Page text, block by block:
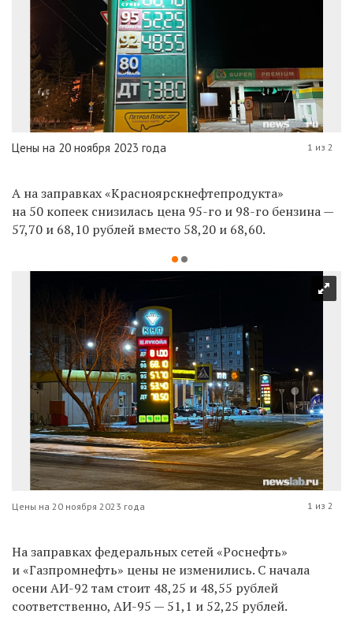
Цены на 20 ноября 2023 года 1 из 2
А на заправках «Красноярскнефтепродукта»
на 50 копеек снизилась цена 95-го и 98-го бензина —
57,70 и 68,10 рублей вместо 58,20 и 68,60.
Цены на 20 ноября 2023 года 1 из 2
На заправках федеральных сетей «Роснефть»
и «Газпромнефть» цены не изменились. С начала
осениАИ-92 там стоит 48,25 и 48,55 рублей
соответственно, АИ-95 — 51,1 и 52,25 рублей.